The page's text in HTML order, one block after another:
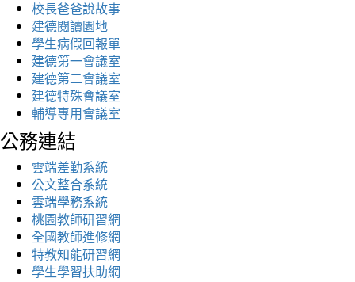
校長爸爸說故事
建德閱讀園地
學生病假回報單
建德第一會議室
建德第二會議室
建德特殊會議室
輔導專用會議室
公務連結
雲端差勤系統
公文整合系統
雲端學務系統
桃園教師研習網
全國教師進修網
特教知能研習網
學生學習扶助網